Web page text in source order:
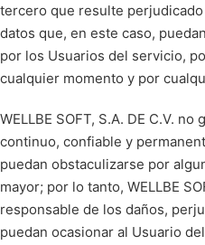
tercero que resulte
datos que, en este caso,
por los Usuarios del servicio,
cualquier momento y por
WELLBE SOFT, S.A. DE C.V.
continuo, confiable y
puedan obstaculizarse por
mayor; por lo tanto, WELLBE
responsable de los daños,
puedan ocasionar al Usuario